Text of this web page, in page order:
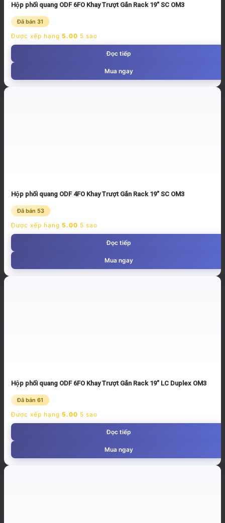
Hộp phối quang ODF 6FO Khay Trượt Gắn Rack 19” SC OM3
Đã bán 31
Được xếp hạng 5.00 5 sao
Đọc tiếp
Mua ngay
Hộp phối quang ODF 4FO Khay Trượt Gắn Rack 19” SC OM3
Đã bán 53
Được xếp hạng 5.00 5 sao
Đọc tiếp
Mua ngay
Hộp phối quang ODF 6FO Khay Trượt Gắn Rack 19” LC Duplex OM3
Đã bán 61
Được xếp hạng 5.00 5 sao
Đọc tiếp
Mua ngay